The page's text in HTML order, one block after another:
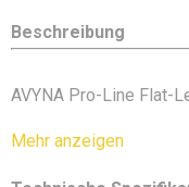
Beschreibung
AVYNA Pro-Line Flat-
Avyna Pro-Line
Mehr anzeigen